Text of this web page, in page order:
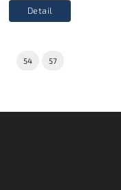
Detail
54 57